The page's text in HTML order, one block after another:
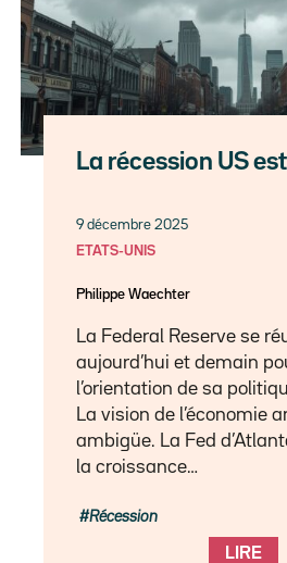
La récession US
9 décembre 2025
ETATS-UNIS
Philippe Waechter
La Federal Reserve se
aujourd’hui et demain
l’orientation de sa
La vision de l’économie
ambigüe. La Fed
la croissance…
LIRE
Récession